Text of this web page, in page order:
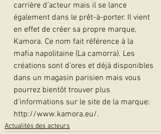
carrière d’acteur mais il se lance
également dans le prêt-à-porter. Il vient
en effet de créer sa propre marque,
Kamora. Ce nom fait référence à la
mafia napolitaine (La camorra). Les
créations sont d’ores et déjà disponibles
dans un magasin parisien mais vous
pourrez bientôt trouver plus
d’informations sur le site de la marque:
http://www.kamora.eu/.
Actualités des acteurs